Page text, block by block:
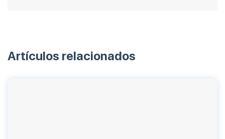
Artículos relacionados